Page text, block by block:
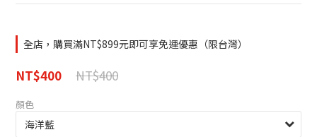
全店，購買滿NT$899元即可享免運優惠（限台灣）
NT$400
NT$400
顏色